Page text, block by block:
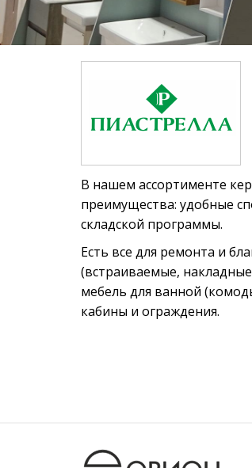
В нашем ассортименте
преимущества: удобные
складской программы.
Есть все для ремонта и
(встраиваемые,
мебель для ванной
кабины и ограждения.